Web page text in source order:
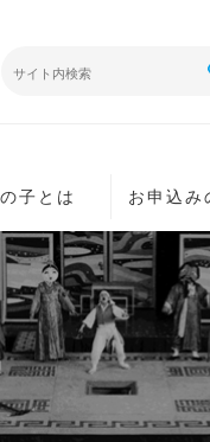
子とは お申込み